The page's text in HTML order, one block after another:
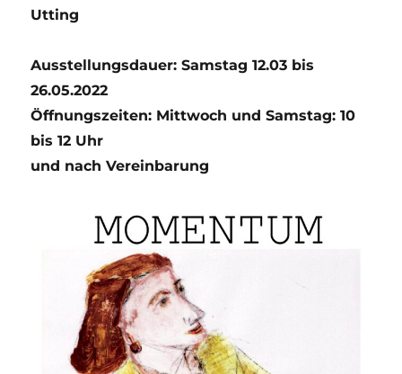
Utting
Ausstellungsdauer: Samstag 12.03 bis
26.05.2022
Öffnungszeiten: Mittwoch und Samstag: 10
bis 12 Uhr
und nach Vereinbarung